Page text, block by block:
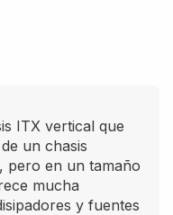
ITX vertical que
un chasis
pero en un tamaño
mucha
y fuentes